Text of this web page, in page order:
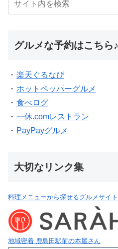
グルメな予約はこちら♪
・ 楽天ぐるなび
・ ホットペッパーグルメ
・ 食べログ
・ 一休.comレストラン
・ PayPayグルメ
大切なリンク集
料理メニューから探せるグルメサイト
地域密着 鹿島田駅前の本屋さん